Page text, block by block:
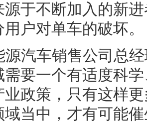
源于不断加入的新
户对单车的破坏。
源汽车销售公司总
需要一个有适度科
业政策，只有这样
域当中，才有可能